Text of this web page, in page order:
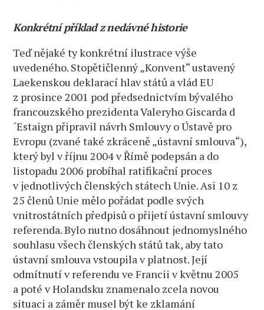
Konkrétní příklad z nedávné historie
Teď nějaké ty konkrétní ilustrace výše
uvedeného. Stopětičlenný „Konvent“ ustavený
Laekenskou deklarací hlav států a vlád EU
z prosince 2001 pod předsednictvím bývalého
francouzského prezidenta Valeryho Giscarda d
´Estaign připravil návrh Smlouvy o Ústavě pro
Evropu (zvané také zkráceně „ústavní smlouva“),
který byl v říjnu 2004 v Římě podepsán a do
listopadu 2006 probíhal ratifikační proces
v jednotlivých členských státech Unie. Asi 10 z
25 členů Unie mělo pořádat podle svých
vnitrostátních předpisů o přijetí ústavní smlouvy
referenda. Bylo nutno dosáhnout jednomyslného
souhlasu všech členských států tak, aby tato
ústavní smlouva vstoupila v platnost. Její
odmítnutí v referendu ve Francii v květnu 2005
a poté v Holandsku znamenalo zcela novou
situaci a záměr musel být ke zklamání